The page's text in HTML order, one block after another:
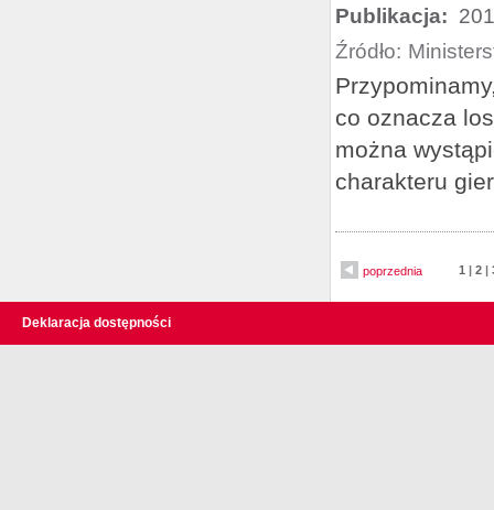
Publikacja:
Źródło:
co oznacza
można
charakteru
poprzednia 1 |2 |
Deklaracja dostępności